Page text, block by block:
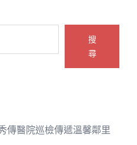
搜
尋
傳醫院巡檢傳遞溫馨鄰里